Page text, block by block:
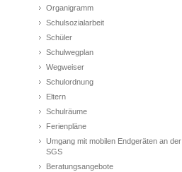
Organigramm
Schulsozialarbeit
Schüler
Schulwegplan
Wegweiser
Schulordnung
Eltern
Schulräume
Ferienpläne
Umgang mit mobilen Endgeräten an der
SGS
Beratungsangebote